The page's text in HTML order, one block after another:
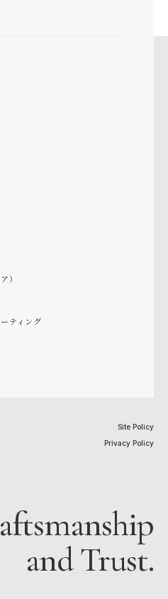
）
ティング
Site Policy
Privacy Policy
and Trust.